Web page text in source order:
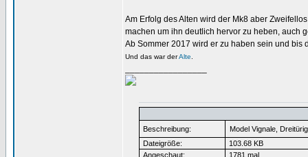
Am Erfolg des Alten wird der Mk8 aber
machen um ihn deutlich hervor zu heben, auch
Ab Sommer 2017 wird er zu haben sein und bis
Und das war derAlte
Beschreibung:
Model Vignale,
Dateigröße:
103.68 KB
Angeschaut:
1781 mal